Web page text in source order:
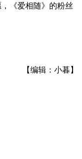
《爱相随》的粉丝
【编辑：小暮】